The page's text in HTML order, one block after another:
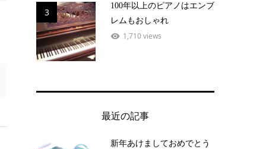
3
100年以上のピアノはエンブ
レムもおしゃれ
1,710 views
最近の記事
新年あけましておめでとう